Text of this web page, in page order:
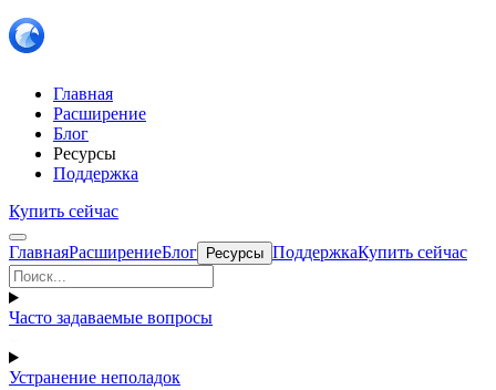
Главная
Расширение
Блог
Ресурсы
Поддержка
Купить сейчас
ГлавнаяРасширениеБлог Ресурсы ПоддержкаКупить сейчас
Часто задаваемые вопросы
Устранение неполадок